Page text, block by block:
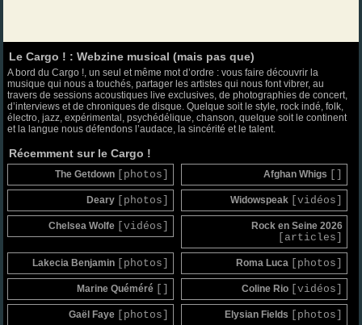
Le Cargo ! : Webzine musical (mais pas que)
A bord du Cargo !, un seul et même mot d’ordre : vous faire découvrir la
musique qui nous a touchés, partager les artistes qui nous font vibrer, au
travers de sessions acoustiques live exclusives, de photographies de concert,
d’interviews et de chroniques de disque. Quelque soit le style, rock indé, folk,
électro, jazz, expérimental, psychédélique, chanson, quelque soit le continent
et la langue nous défendons l’audace, la sincérité et le talent.
Récemment sur le Cargo !
The Getdown [photos] Afghan Whigs
Deary [photos] Widowspeak [vidéos]
Chelsea Wolfe [vidéos] Rock en Seine 2026
[articles]
Lakecia Benjamin [photos] Roma Luca [photos]
Marine Quéméré Coline Rio [vidéos]
Gaël Faye [photos] Elysian Fields [photos]